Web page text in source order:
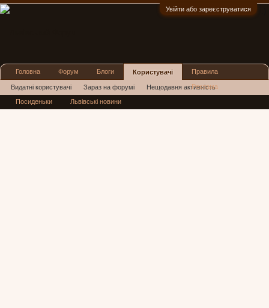
Увійти або зареєструватися
Головна Форум Блоги Користувачі
Видатні користувачі Зараз на форумі Нещодавня активність
Нові повідомлення профілю
Правила
Реклама
Посиденьки Львівські новини